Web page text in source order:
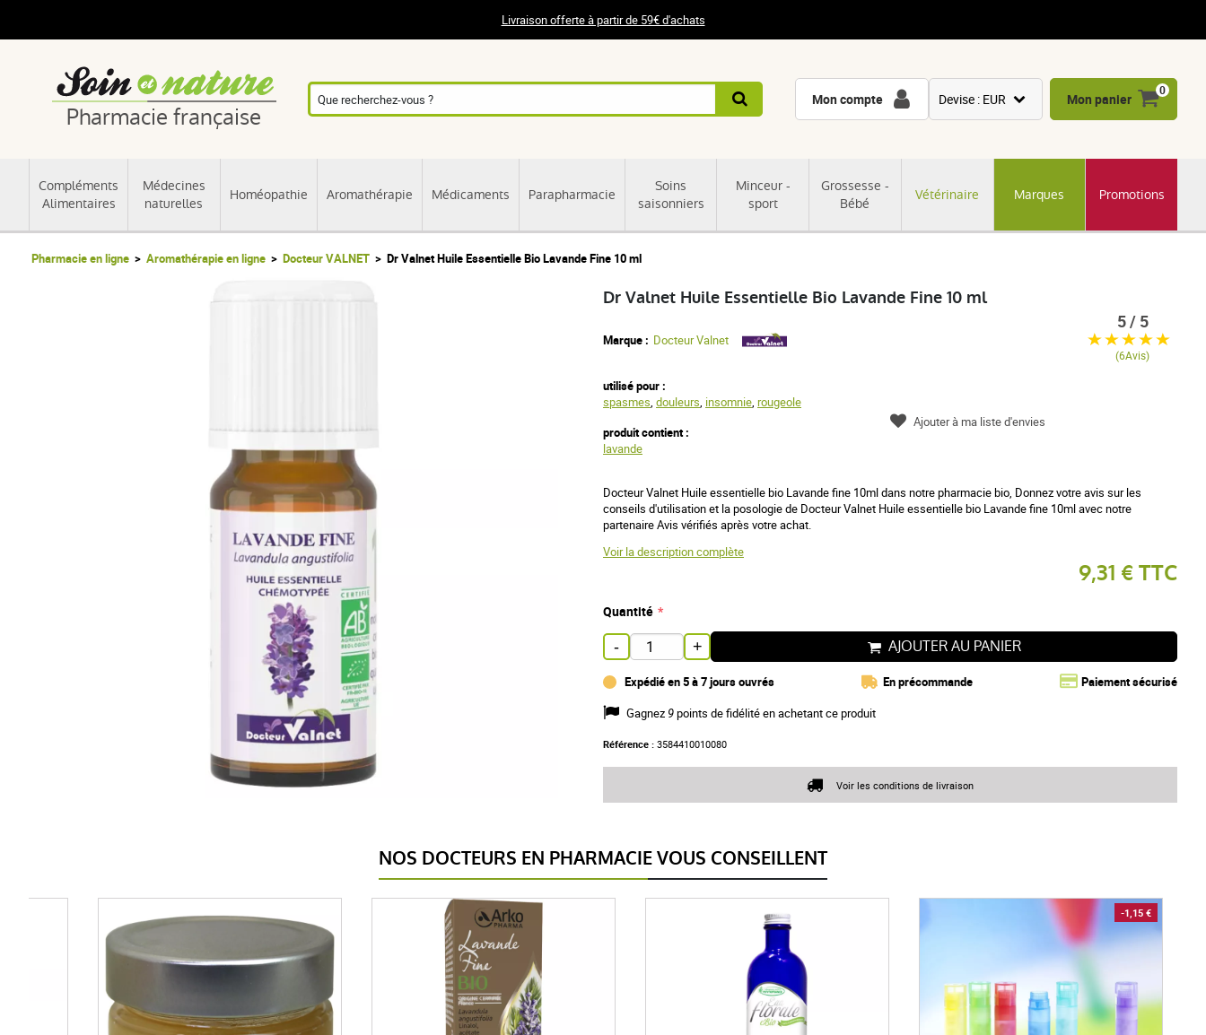
Livraison offerte à partir de 59€ d'achats
Pharmacie française
Compléments
Alimentaires
Médecines
naturelles
Homéopathie Aromathérapie Médicaments Parapharmacie
Soins
saisonniers
Minceur -
sport
Grossesse -
Bébé
Vétérinaire Marques Promotions
Mon compte Devise : EUR
CNY
Mon panier
0
Pharmacie en ligne Aromathérapie en ligne Docteur VALNET Dr Valnet Huile Essentielle Bio Lavande Fine 10 ml
Dr Valnet Huile Essentielle Bio Lavande Fine 10 ml
Marque : Docteur Valnet
utilisé pour :
spasmes, douleurs, insomnie, rougeole
produit contient :
lavande
Docteur Valnet Huile essentielle bio Lavande fine 10ml dans notre pharmacie bio, Donnez votre avis sur les
conseils d'utilisation et la posologie de Docteur Valnet Huile essentielle bio Lavande fine 10ml avec notre
partenaire Avis vérifiés après votre achat.
Voir la description complète
9,31 € TTC
Quantité
- + AJOUTER AU PANIER
Expédié en 5 à 7 jours ouvrés En précommande Paiement sécurisé
Référence : 3584410010080
Gagnez 9points de fidélité en achetant ce produit
5 / 5
(6Avis)
Ajouter à ma liste d'envies
Voir les conditions de livraison
NOS DOCTEURS EN PHARMACIE VOUS CONSEILLENT
-1,15 €